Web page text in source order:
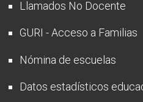
Llamados No Docente
GURI - Acceso a Familias
Nómina de escuelas
Datos estadísticos